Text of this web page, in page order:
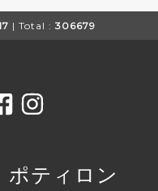
| Total : 306679
ティロン